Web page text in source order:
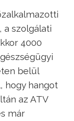
a szolgálati
4000
belül
hogy hangot
az ATV
már